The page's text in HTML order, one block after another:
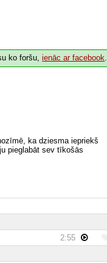
ko foršu,ienāc ar facebook.
ka dziesma iepriekš
pieglabāt sev tīkošās
2:55